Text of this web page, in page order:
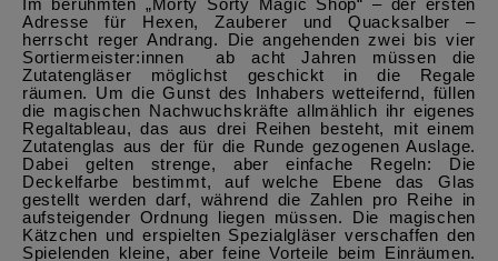
Im berühmten „Morty Sorty Magic Shop“ – der ersten
Adresse für Hexen, Zauberer und Quacksalber –
herrscht reger Andrang. Die angehenden zwei bis vier
Sortiermeister:innen
ab acht Jahren müssen die
Zutatengläser möglichst geschickt in die Regale
räumen. Um die Gunst des Inhabers wetteifernd, füllen
die magischen Nachwuchskräfte allmählich ihr eigenes
Regaltableau, das aus drei Reihen besteht, mit einem
Zutatenglas aus der für die Runde gezogenen Auslage.
Dabei gelten strenge, aber einfache Regeln: Die
Deckelfarbe bestimmt, auf welche Ebene das Glas
gestellt werden darf, während die Zahlen pro Reihe in
aufsteigender Ordnung liegen müssen. Die magischen
Kätzchen und erspielten Spezialgläser verschaffen den
Spielenden kleine, aber feine Vorteile beim Einräumen.